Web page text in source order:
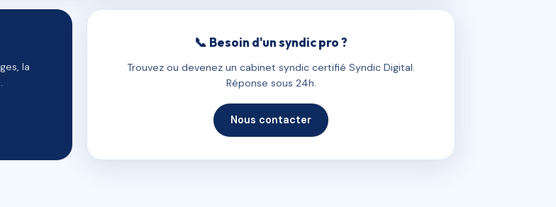
la
📞 Besoin d'un syndic pro ?
Trouvez ou devenez un cabinet syndic certifié Syndic Digital.
Réponse sous 24h.
Nous contacter